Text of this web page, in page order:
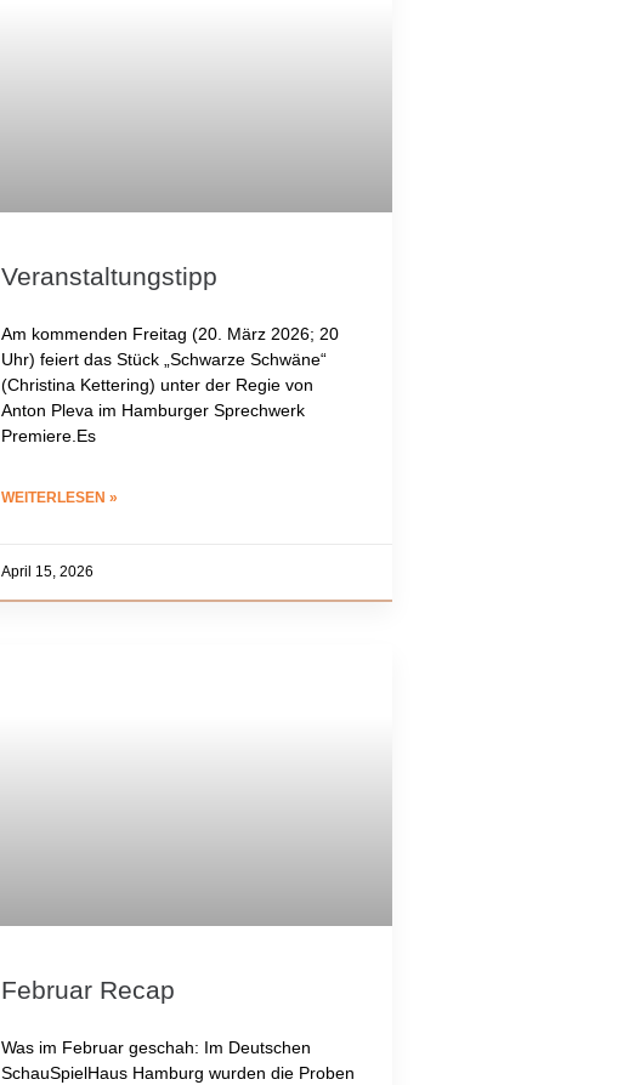
Veranstaltungstipp
Am kommenden Freitag (20. März 2026; 20
Uhr) feiert das Stück „Schwarze Schwäne“
(Christina Kettering) unter der Regie von
Anton Pleva im Hamburger Sprechwerk
Premiere.Es
WEITERLESEN »
April 15, 2026
Februar Recap
Was im Februar geschah: Im Deutschen
SchauSpielHaus Hamburg wurden die Proben